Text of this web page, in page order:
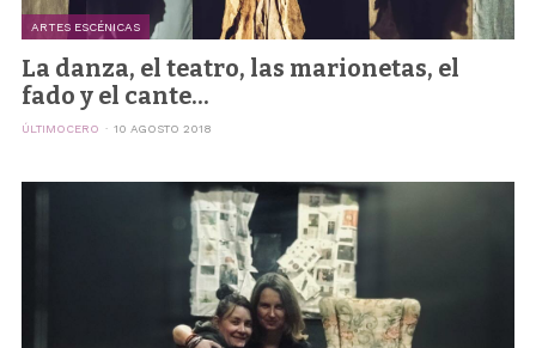
ARTES ESCÉNICAS
La danza, el teatro, las marionetas, el
fado y el cante...
ÚLTIMOCERO 10 AGOSTO 2018